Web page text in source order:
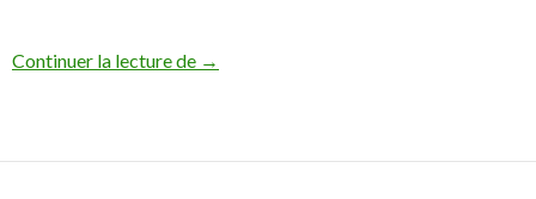
Continuer la lecture de LE GOUVERNEMENT PEUT-IL
→